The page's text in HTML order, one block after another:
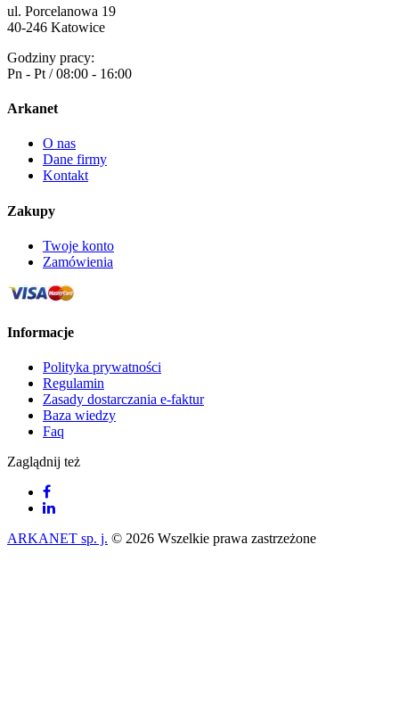
ul. Porcelanowa 19
40-246 Katowice
Godziny pracy:
Pn - Pt / 08:00 - 16:00
Arkanet
O nas
Dane firmy
Kontakt
Zakupy
Twoje konto
Zamówienia
Informacje
Polityka prywatności
Regulamin
Zasady dostarczania e-faktur
Baza wiedzy
Faq
Zaglądnij też
ARKANET sp. j. © 2026 Wszelkie prawa zastrzeżone